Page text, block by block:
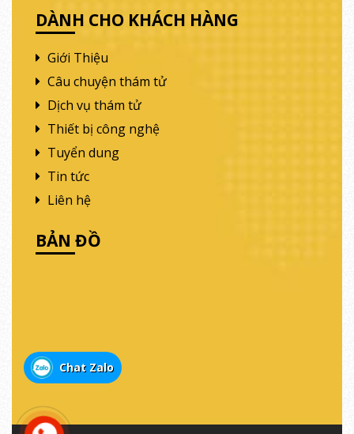
DÀNH CHO KHÁCH HÀNG
Giới Thiệu
Câu chuyện thám tử
Dịch vụ thám tử
Thiết bị công nghệ
Tuyển dung
Tin tức
Liên hệ
BẢN ĐỒ
Chat Zalo